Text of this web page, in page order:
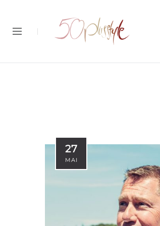
27
MAI